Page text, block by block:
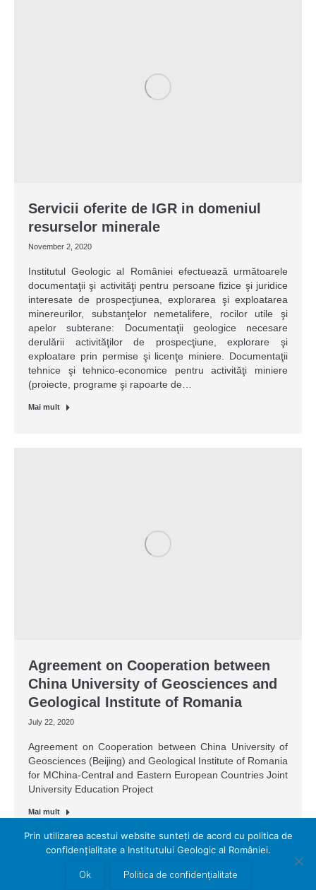
Servicii oferite de IGR in domeniul
resurselor minerale
November 2, 2020
Institutul Geologic al României efectuează următoarele
documentaţii şi activităţi pentru persoane fizice şi juridice
interesate de prospecţiunea, explorarea şi exploatarea
minereurilor, substanţelor nemetalifere, rocilor utile şi
apelor subterane: Documentaţii geologice necesare
derulării activităţilor de prospecţiune, explorare şi
exploatare prin permise şi licenţe miniere. Documentaţii
tehnice şi tehnico-economice pentru activităţi miniere
(proiecte, programe şi rapoarte de…
Mai mult
Agreement on Cooperation between
China University of Geosciences and
Geological Institute of Romania
July 22, 2020
Agreement on Cooperation between China University of
Geosciences (Beijing) and Geological Institute of Romania
for MChina-Central and Eastern European Countries Joint
University Education Project
Mai mult
Prin utilizarea acestui website sunteți de acord cu politica de
confidențialitate a Institutului Geologic al României.
Ok Politica de confidențialitate